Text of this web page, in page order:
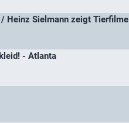
Heinz Sielmann zeigt Tierfilme
- Atlanta